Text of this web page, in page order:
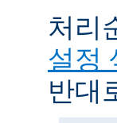
처리
설정
반대